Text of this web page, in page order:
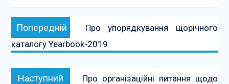
Навігація
записів
Попередній Попередній:
Про упорядкування щорічного
каталогу Yearbook-2019
Наступний Наступний:
Про організаційні питання щодо